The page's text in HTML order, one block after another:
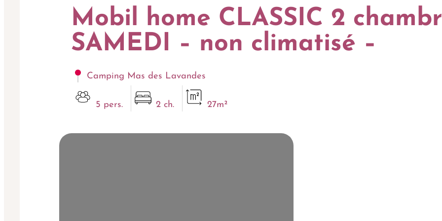
Mobil home CLASSIC 2
SAMEDI – non climatisé –
Camping Mas des Lavandes
5 pers. 2 ch. 27m²